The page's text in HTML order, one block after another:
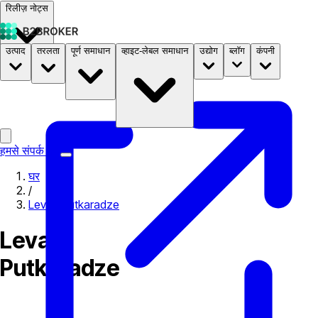
रिलीज़ नोट्स
दस्तावेज़ मूल्य निर्धारणB2STORE
उत्पाद तरलता पूर्ण समाधान व्हाइट-लेबल समाधान उद्योग ब्लॉग कंपनी
हमसे संपर्क करें
घर
/
Levan Putkaradze
Levan
Putkaradze